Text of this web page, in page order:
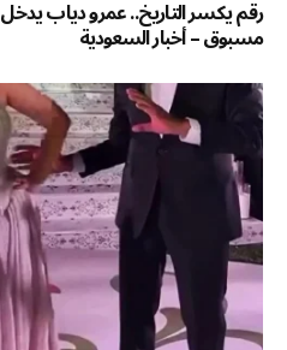
رقم يكسر التاريخ.. عمرو دياب
مسبوق – أخبار السعودية